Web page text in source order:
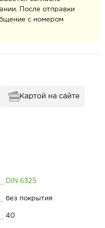
После отправки
с номером
Картой на сайте
DIN 6325
без покрытия
40